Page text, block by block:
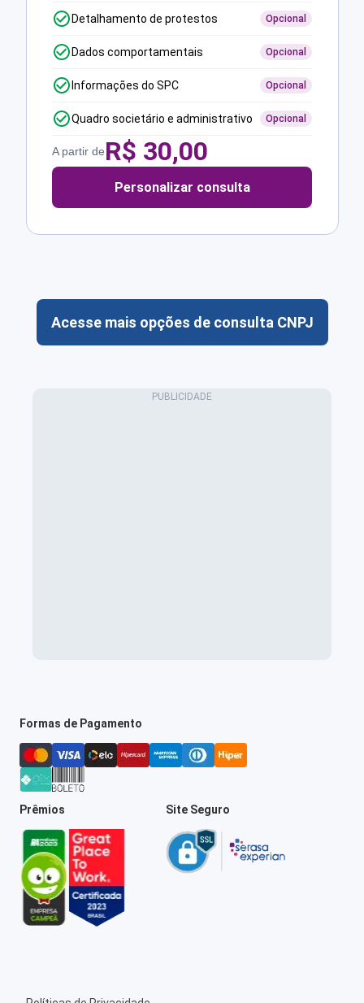
Detalhamento de protestos Opcional
Dados comportamentais Opcional
Informações do SPC Opcional
Quadro societário e administrativo Opcional
A partir deR$ 30,00
Personalizar consulta
Acesse mais opções de consulta CNPJ
Formas de Pagamento
Prêmios Site Seguro